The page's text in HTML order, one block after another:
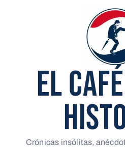
EL
Crónicas insólitas,